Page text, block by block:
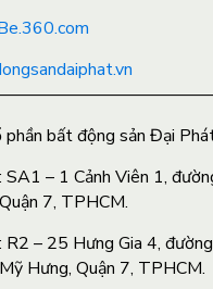
phần bất động sản Đại
SA1 – 1 Cảnh Viên 1,
7, TPHCM.
R2 – 25 Hưng Gia 4,
Hưng, Quận 7, TPHCM.